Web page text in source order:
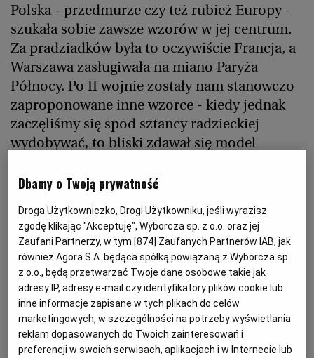
BiQdata Akcje społeczne
Więcej
NASZE SERWISY
Serwisy lokalne Wyborcza.pl
Magazyny Wyborcza Classic
Wyborcza.biz Wysokie Obcasy
BIQdata
Polska - przedmurze czy też rubież Europy -
szukała sobie zawsze wzorów w jej centrum.
Za pradziadków była to oczywiście Francja, a
Warszawa zasługiwała na miano Paryża
Północy. Po II wojnie zostały nam stanowczo
zaproponowane inne wzorce - kiedy jednak
zaczęliśmy się spod sztancy radzieckiej
wydobywać, to bliski zdawał się model
przemocy i wysiłek, by w podzielonym
zgodę. Teraz popatrujemy na Irlandię - kraj
niegdyś do nas podobny: ubogi, rolniczy,
katolicki, leżący z kraja Europy, przez stulecia
zwasalizowany przez silnego sąsiada, z
trudem wybijający się na niepodległość, a dziś
prężny członek Unii Europejskiej budzący
podziw sukcesami gospodarczymi.
Dbamy o Twoją prywatność
Droga Użytkowniczko, Drogi Użytkowniku, jeśli wyrazisz
zgodę klikając "Akceptuję", Wyborcza sp. z o.o. oraz jej
Zaufani Partnerzy, w tym [874] Zaufanych Partnerów IAB, jak
również Agora S.A. będąca spółką powiązaną z Wyborcza sp.
z o.o., będą przetwarzać Twoje dane osobowe takie jak
adresy IP, adresy e-mail czy identyfikatory plików cookie lub
inne informacje zapisane w tych plikach do celów
marketingowych, w szczególności na potrzeby wyświetlania
reklam dopasowanych do Twoich zainteresowań i
preferencji w swoich serwisach, aplikacjach i w Internecie lub